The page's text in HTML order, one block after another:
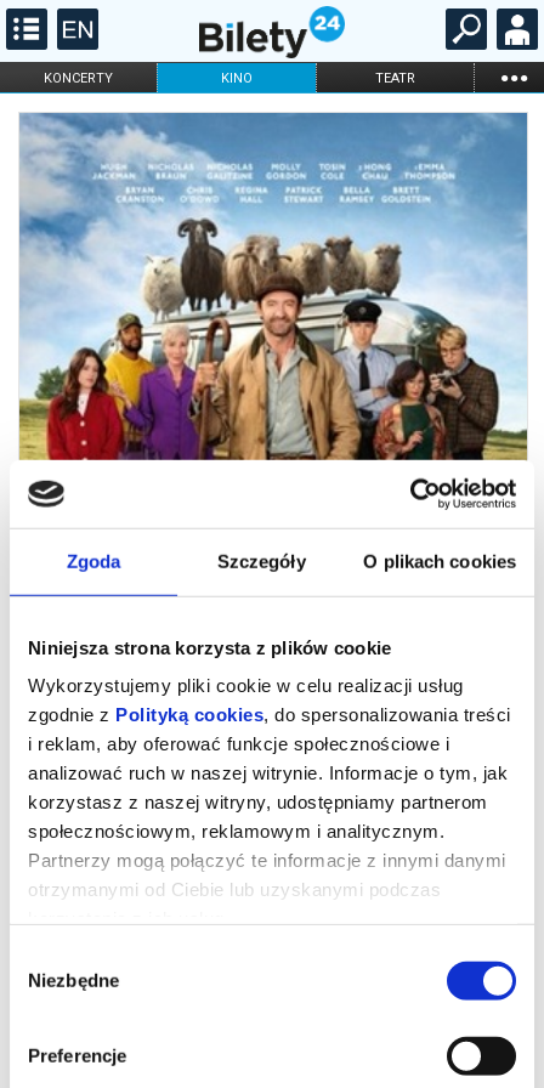
Zgoda Szczegóły O plikach cookies
Niniejsza strona korzysta z plików cookie
Wykorzystujemy pliki cookie w celu realizacji usług
zgodnie z Polityką cookies, do spersonalizowania treści
i reklam, aby oferować funkcje społecznościowe i
analizować ruch w naszej witrynie. Informacje o tym, jak
korzystasz z naszej witryny, udostępniamy partnerom
społecznościowym, reklamowym i analitycznym.
Partnerzy mogą połączyć te informacje z innymi danymi
otrzymanymi od Ciebie lub uzyskanymi podczas
zgody
Niezbędne
Preferencje
KONCERTY KINO TEATR ...
FILHARMONIA OPERA I BALET
DLA DZIECI
KARNETY
SPRAWIEDLIWOŚĆ OWIEC
George Hardy (Hugh Jackman) to pasterz, który kocha swoje owce
kryminały, udając, że owce je rozumieją, nie podejrzewając, że nie
tylko je rozumieją, ale także godzinami dyskutują o tym, kto jest
sprawcą zbrodni.Kiedy George zostaje znaleziony martwy w